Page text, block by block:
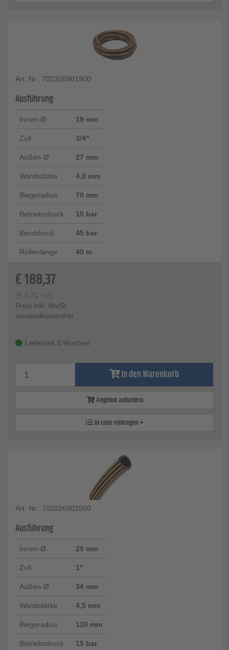
Art. Nr.: 702326901900
Ausführung
Innen-Ø 19 mm
Zoll 3/4"
Außen-Ø 27 mm
Wandstärke 4,0 mm
Biegeradius 70 mm
Betriebsdruck 15 bar
Berstdruck 45 bar
Rollenlänge 40 m
€188,37
(€ 4,71 / m)
Preis inkl. MwSt.
versandkostenfrei
Lieferzeit 3 Wochen
In den Warenkorb
Angebot anfordern
In Liste eintragen
Art. Nr.: 702026902500
Ausführung
Innen-Ø 25 mm
Zoll 1"
Außen-Ø 34 mm
Wandstärke 4,5 mm
Biegeradius 120 mm
Betriebsdruck 15 bar